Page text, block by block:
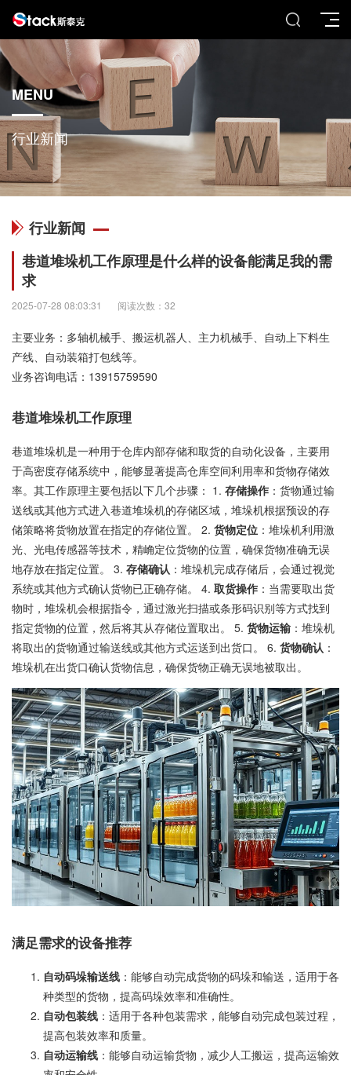
MENU
行业新闻
行业新闻
巷道堆垛机工作原理是什么样的设备能满足我的需
求
2025-07-28 08:03:31 阅读次数：32
主要业务：多轴机械手、搬运机器人、主力机械手、自动上下料生
产线、自动装箱打包线等。
业务咨询电话： 13915759590
巷道堆垛机工作原理
巷道堆垛机是一种用于仓库内部存储和取货的自动化设备，主要用
于高密度存储系统中，能够显著提高仓库空间利用率和货物存储效
率。其工作原理主要包括以下几个步骤： 1. 存储操作 ：货物通过输
送线或其他方式进入巷道堆垛机的存储区域，堆垛机根据预设的存
储策略将货物放置在指定的存储位置。 2. 货物定位 ：堆垛机利用激
光、光电传感器等技术，精崅定位货物的位置，确保货物准确无误
地存放在指定位置。 3. 存储确认 ：堆垛机完成存储后，会通过视觉
系统或其他方式确认货物已正确存储。 4. 取货操作 ：当需要取出货
物时，堆垛机会根据指令，通过激光扫描或条形码识别等方式找到
指定货物的位置，然后将其从存储位置取出。 5. 货物运输 ：堆垛机
将取出的货物通过输送线或其他方式运送到出货口。 6. 货物确认 ：
堆垛机在出货口确认货物信息，确保货物正确无误地被取出。
满足需求的设备推荐
自动码垛输送线 ：能够自动完成货物的码垛和输送，适用于各
种类型的货物，提高码垛效率和准确性。
自动包装线 ：适用于各种包装需求，能够自动完成包装过程，
提高包装效率和质量。
自动运输线 ：能够自动运输货物，减少人工搬运，提高运输效